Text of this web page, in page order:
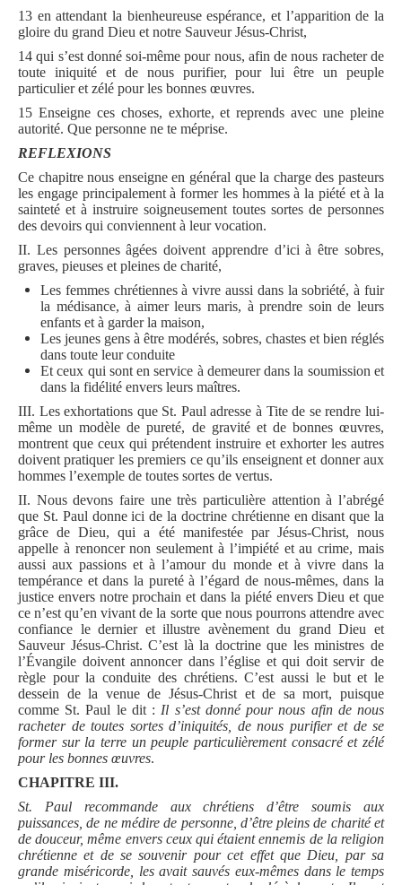
13 en attendant la bienheureuse espérance, et l’apparition de la
gloire du grand Dieu et notre Sauveur Jésus-Christ,
14 qui s’est donné soi-même pour nous, afin de nous racheter de
toute iniquité et de nous purifier, pour lui être un peuple
particulier et zélé pour les bonnes œuvres.
15 Enseigne ces choses, exhorte, et reprends avec une pleine
autorité. Que personne ne te méprise.
REFLEXIONS
Ce chapitre nous enseigne en général que la charge des pasteurs
les engage principalement à former les hommes à la piété et à la
sainteté et à instruire soigneusement toutes sortes de personnes
des devoirs qui conviennent à leur vocation.
II. Les personnes âgées doivent apprendre d’ici à être sobres,
graves, pieuses et pleines de charité,
Les femmes chrétiennes à vivre aussi dans la sobriété, à fuir
la médisance, à aimer leurs maris, à prendre soin de leurs
enfants et à garder la maison,
Les jeunes gens à être modérés, sobres, chastes et bien réglés
dans toute leur conduite
Et ceux qui sont en service à demeurer dans la soumission et
dans la fidélité envers leurs maîtres.
III. Les exhortations que St. Paul adresse à Tite de se rendre lui-
même un modèle de pureté, de gravité et de bonnes œuvres,
montrent que ceux qui prétendent instruire et exhorter les autres
doivent pratiquer les premiers ce qu’ils enseignent et donner aux
hommes l’exemple de toutes sortes de vertus.
II. Nous devons faire une très particulière attention à l’abrégé
que St. Paul donne ici de la doctrine chrétienne en disant que la
grâce de Dieu, qui a été manifestée par Jésus-Christ, nous
appelle à renoncer non seulement à l’impiété et au crime, mais
aussi aux passions et à l’amour du monde et à vivre dans la
tempérance et dans la pureté à l’égard de nous-mêmes, dans la
justice envers notre prochain et dans la piété envers Dieu et que
ce n’est qu’en vivant de la sorte que nous pourrons attendre avec
confiance le dernier et illustre avènement du grand Dieu et
Sauveur Jésus-Christ. C’est là la doctrine que les ministres de
l’Évangile doivent annoncer dans l’église et qui doit servir de
règle pour la conduite des chrétiens. C’est aussi le but et le
dessein de la venue de Jésus-Christ et de sa mort, puisque
comme St. Paul le dit : Il s’est donné pour nous afin de nous
racheter de toutes sortes d’iniquités, de nous purifier et de se
former sur la terre un peuple particulièrement consacré et zélé
pour les bonnes œuvres.
CHAPITRE III.
St. Paul recommande aux chrétiens d’être soumis aux
puissances, de ne médire de personne, d’être pleins de charité et
de douceur, même envers ceux qui étaient ennemis de la religion
chrétienne et de se souvenir pour cet effet que Dieu, par sa
grande miséricorde, les avait sauvés eux-mêmes dans le temps